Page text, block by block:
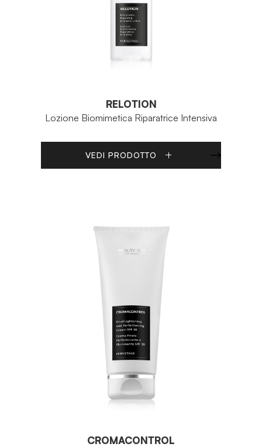
RELOTION
Lozione Biomimetica Riparatrice Intensiva
VEDI PRODOTTO
CROMACONTROL